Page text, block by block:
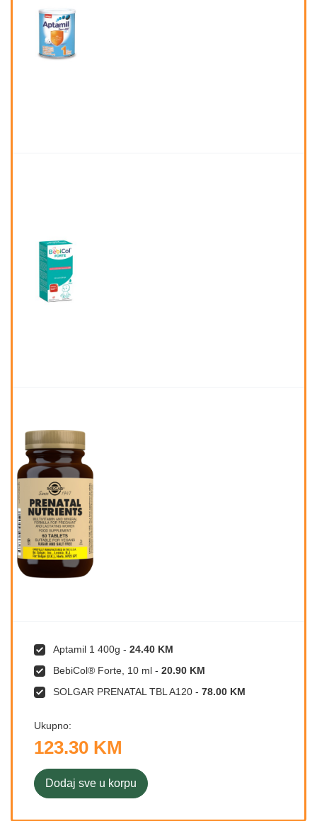
Aptamil 1 400g - 24.40 KM
BebiCol® Forte, 10 ml - 20.90 KM
SOLGAR PRENATAL TBL A120 - 78.00 KM
Ukupno:
123.30 KM
Dodaj sve u korpu